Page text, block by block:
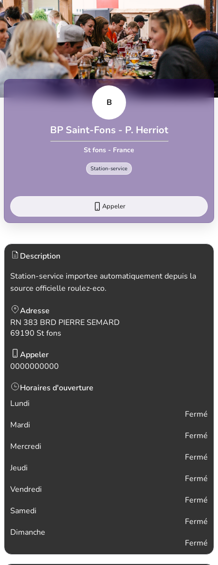
B
BP Saint-Fons - P. Herriot
St fons - France
Station-service
Appeler
Description
Station-service importee automatiquement depuis la
source officielle roulez-eco.
Adresse
RN 383 BRD PIERRE SEMARD
69190 St fons
Appeler
0000000000
Horaires d'ouverture
Lundi
Fermé
Mardi
Fermé
Mercredi
Fermé
Jeudi
Fermé
Vendredi
Fermé
Samedi
Fermé
Dimanche
Fermé